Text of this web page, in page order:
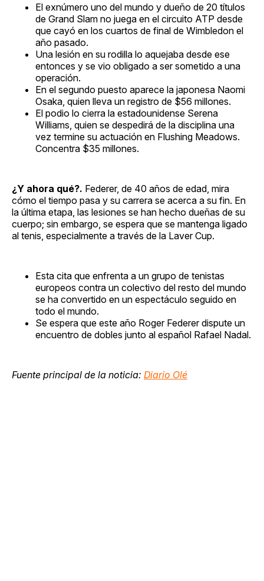
El exnúmero uno del mundo y dueño de 20 títulos
de Grand Slam no juega en el circuito ATP desde
que cayó en los cuartos de final de Wimbledon el
año pasado.
Una lesión en su rodilla lo aquejaba desde ese
entonces y se vio obligado a ser sometido a una
operación.
En el segundo puesto aparece la japonesa Naomi
Osaka, quien lleva un registro de $56 millones.
El podio lo cierra la estadounidense Serena
Williams, quien se despedirá de la disciplina una
vez termine su actuación en Flushing Meadows.
Concentra $35 millones.
¿Y ahora qué?. Federer, de 40 años de edad, mira
cómo el tiempo pasa y su carrera se acerca a su fin. En
la última etapa, las lesiones se han hecho dueñas de su
cuerpo; sin embargo, se espera que se mantenga ligado
al tenis, especialmente a través de la Laver Cup.
Esta cita que enfrenta a un grupo de tenistas
europeos contra un colectivo del resto del mundo
se ha convertido en un espectáculo seguido en
todo el mundo.
Se espera que este año Roger Federer dispute un
encuentro de dobles junto al español Rafael Nadal.
Fuente principal de la noticia: Diario Olé